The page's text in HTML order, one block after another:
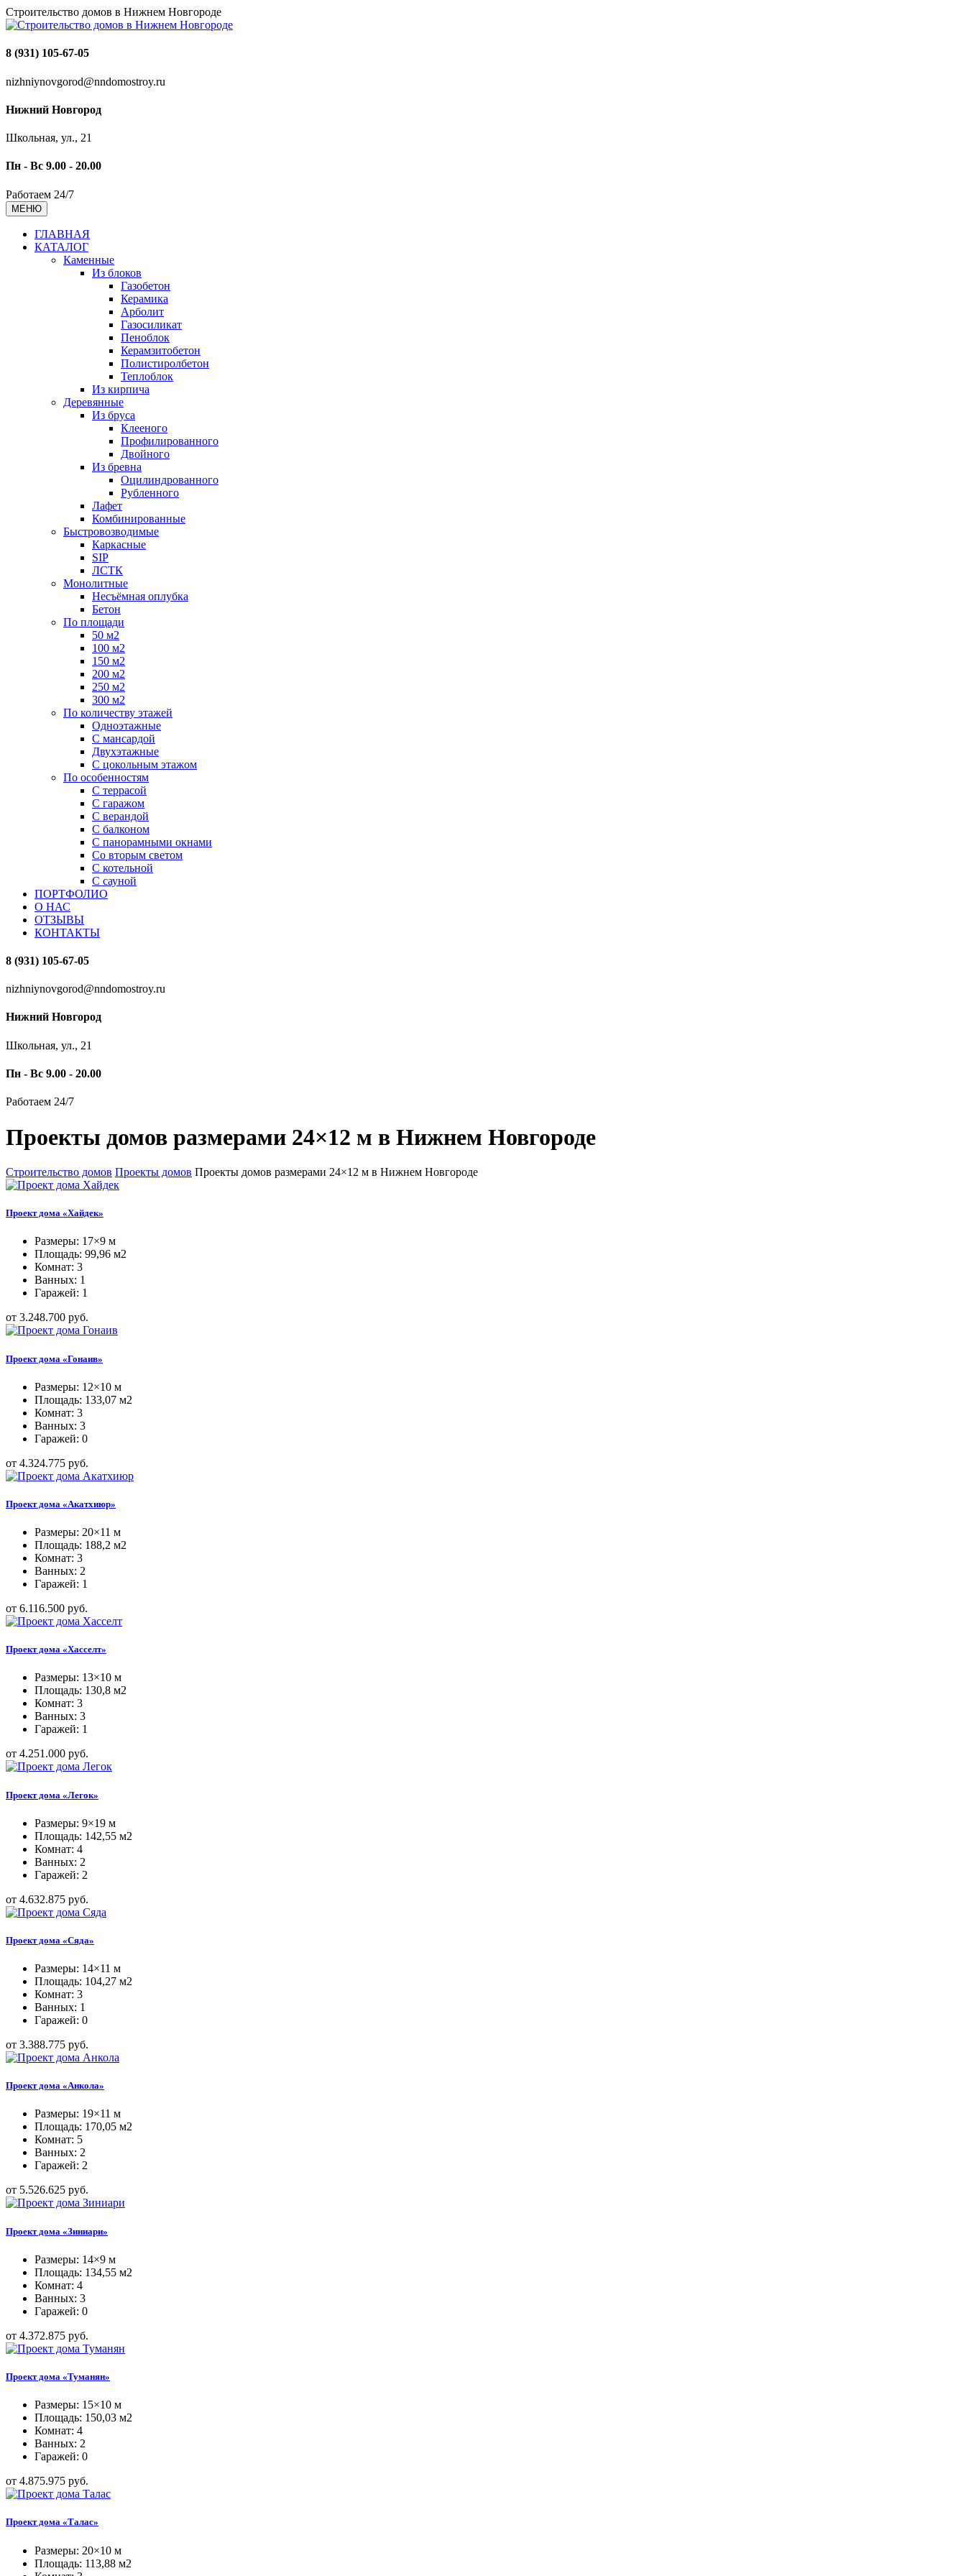
Строительство домов в Нижнем Новгороде
8 (931) 105-67-05
nizhniynovgorod@nndomostroy.ru
Нижний Новгород
Школьная, ул., 21
Пн - Вс 9.00 - 20.00
Работаем 24/7
МЕНЮ
ГЛАВНАЯ
КАТАЛОГ
Каменные
Из блоков
Газобетон
Керамика
Арболит
Газосиликат
Пеноблок
Керамзитобетон
Полистиролбетон
Теплоблок
Из кирпича
Деревянные
Из бруса
Клееного
Профилированного
Двойного
Из бревна
Оцилиндрованного
Рубленного
Лафет
Комбинированные
Быстровозводимые
Каркасные
SIP
ЛСТК
Монолитные
Несъёмная оплубка
Бетон
По площади
50 м2
100 м2
150 м2
200 м2
250 м2
300 м2
По количеству этажей
Одноэтажные
С мансардой
Двухэтажные
С цокольным этажом
По особенностям
С террасой
С гаражом
С верандой
С балконом
С панорамными окнами
Со вторым светом
С котельной
С сауной
ПОРТФОЛИО
О НАС
ОТЗЫВЫ
КОНТАКТЫ
8 (931) 105-67-05
nizhniynovgorod@nndomostroy.ru
Нижний Новгород
Школьная, ул., 21
Пн - Вс 9.00 - 20.00
Работаем 24/7
Проекты домов размерами 24×12 м в Нижнем Новгороде
Строительство домов Проекты домов Проекты домов размерами 24×12 м в Нижнем Новгороде
Проект дома «Хайдек»
Размеры: 17×9 м
Площадь: 99,96 м2
Комнат: 3
Ванных: 1
Гаражей: 1
от 3.248.700 руб.
Проект дома «Гонаив»
Размеры: 12×10 м
Площадь: 133,07 м2
Комнат: 3
Ванных: 3
Гаражей: 0
от 4.324.775 руб.
Проект дома «Акатхиюр»
Размеры: 20×11 м
Площадь: 188,2 м2
Комнат: 3
Ванных: 2
Гаражей: 1
от 6.116.500 руб.
Проект дома «Хасселт»
Размеры: 13×10 м
Площадь: 130,8 м2
Комнат: 3
Ванных: 3
Гаражей: 1
от 4.251.000 руб.
Проект дома «Легок»
Размеры: 9×19 м
Площадь: 142,55 м2
Комнат: 4
Ванных: 2
Гаражей: 2
от 4.632.875 руб.
Проект дома «Сяда»
Размеры: 14×11 м
Площадь: 104,27 м2
Комнат: 3
Ванных: 1
Гаражей: 0
от 3.388.775 руб.
Проект дома «Анкола»
Размеры: 19×11 м
Площадь: 170,05 м2
Комнат: 5
Ванных: 2
Гаражей: 2
от 5.526.625 руб.
Проект дома «Зиниари»
Размеры: 14×9 м
Площадь: 134,55 м2
Комнат: 4
Ванных: 3
Гаражей: 0
от 4.372.875 руб.
Проект дома «Туманян»
Размеры: 15×10 м
Площадь: 150,03 м2
Комнат: 4
Ванных: 2
Гаражей: 0
от 4.875.975 руб.
Проект дома «Талас»
Размеры: 20×10 м
Площадь: 113,88 м2